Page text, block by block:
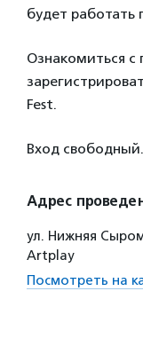
будет работать
Ознакомиться
Fest.
Вход свободный.
Адрес
ул. Нижняя
Artplay
Посмотреть на